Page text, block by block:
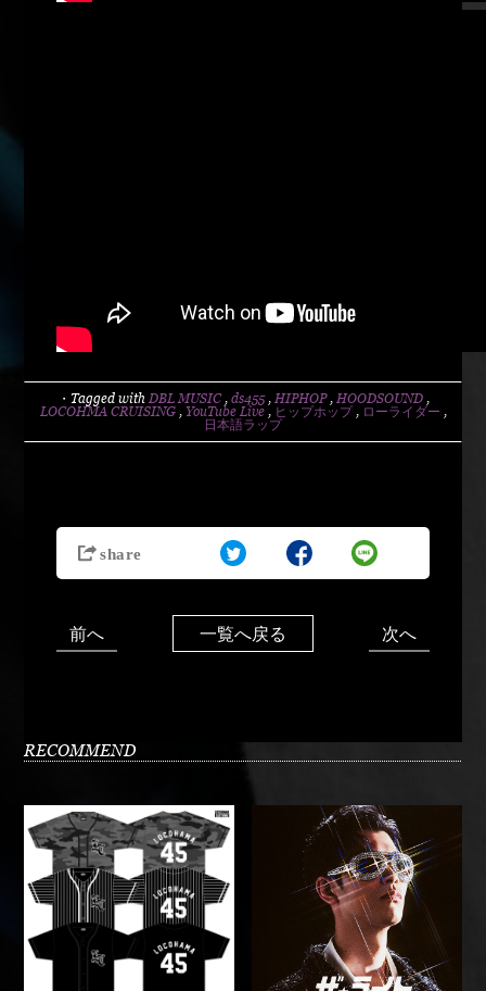
・Tagged with DBL MUSIC , ds455 , HIPHOP , HOODSOUND ,
LOCOHMA CRUISING , YouTube Live , ヒップホップ , ローライダー ,
日本語ラップ
前へ 一覧へ戻る 次へ
RECOMMEND